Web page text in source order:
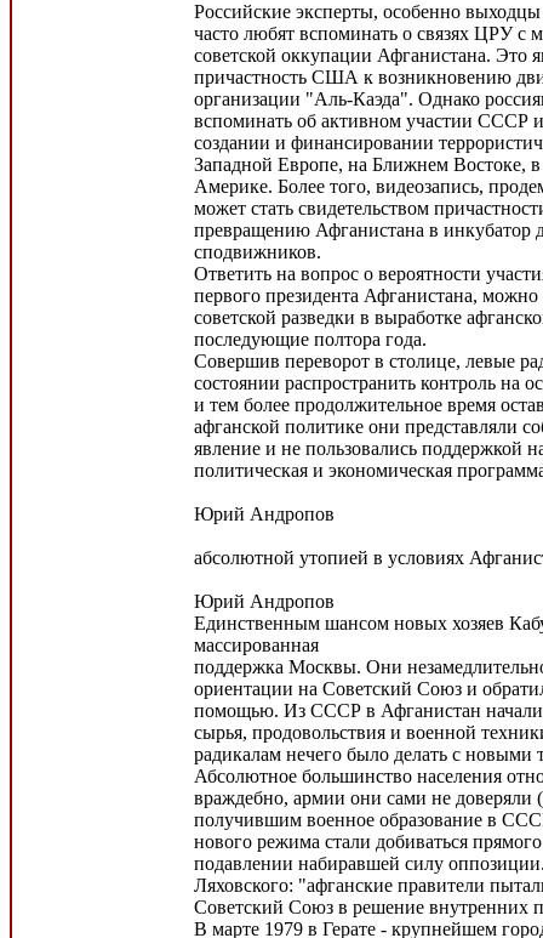
Российские эксперты, особенно
часто любят вспоминать о связях ЦРУ с
советской оккупации Афганистана. Это
причастность США к возникновению
организации "Аль-Каэда". Однако
вспоминать об активном участии СССР и
создании и финансировании
Западной Европе, на Ближнем Востоке,
Америке. Более того, видеозапись,
может стать свидетельством
превращению Афганистана в инкубатор
сподвижников.
Ответить на вопрос о вероятности
первого президента Афганистана,
советской разведки в выработке
последующие полтора года.
Совершив переворот в столице, левые
состоянии распространить контроль на
и тем более продолжительное время
афганской политике они представляли
явление и не пользовались поддержкой
политическая и экономическая
Юрий Андропов
абсолютной утопией в условиях
Юрий Андропов
Единственным шансом новых хозяев
массированная
поддержка Москвы. Они
ориентации на Советский Союз и
помощью. Из СССР в Афганистан
сырья, продовольствия и военной
радикалам нечего было делать с новыми
Абсолютное большинство населения
враждебно, армии они сами не доверяли
получившим военное образование в
нового режима стали добиваться прямого
подавлении набиравшей силу
Ляховского: "афганские правители
Советский Союз в решение внутренних
В марте 1979 в Герате - крупнейшем